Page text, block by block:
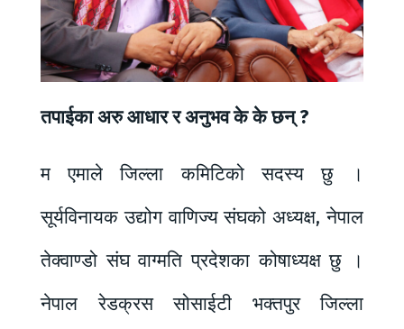
तपाईका अरु आधार र अनुभव के के छन् ?
म एमाले जिल्ला कमिटिको सदस्य छु ।
सूर्यविनायक उद्योग वाणिज्य संघको अध्यक्ष, नेपाल
तेक्वाण्डो संघ वाग्मति प्रदेशका कोषाध्यक्ष छु ।
नेपाल रेडक्रस सोसाईटी भक्तपुर जिल्ला